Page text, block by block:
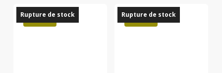
27,00 €.13,00 €.
Rupture de stock
Promo !
Rupture de stock
Promo !